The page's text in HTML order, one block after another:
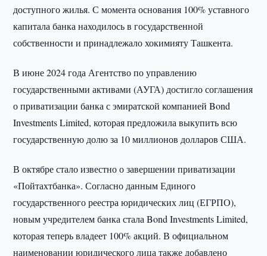
доступного жилья. С момента основания 100% уставного
капитала банка находилось в государственной
собственности и принадлежало хокимияту Ташкента.
В июне 2024 года Агентство по управлению
государственными активами (АУГА) достигло соглашения
о приватизации банка с эмиратской компанией Bond
Investments Limited, которая предложила выкупить всю
государственную долю за 10 миллионов долларов США.
В октябре стало известно о завершении приватизации
«Пойтахтбанка». Согласно данным Единого
государственного реестра юридических лиц (ЕГРПО),
новым учредителем банка стала Bond Investments Limited,
которая теперь владеет 100% акций. В официальном
наименовании юридического лица также добавлено